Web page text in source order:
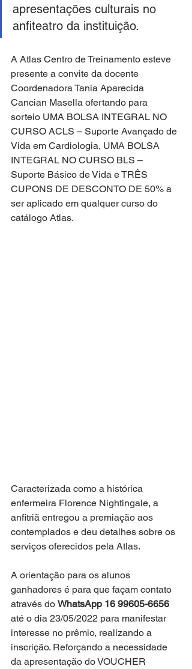
apresentações culturais no
anfiteatro da instituição.
A Atlas Centro de Treinamento esteve
presente a convite da docente
Coordenadora Tania Aparecida
Cancian Masella ofertando para
sorteio UMA BOLSA INTEGRAL NO
CURSO ACLS – Suporte Avançado de
Vida em Cardiologia, UMA BOLSA
INTEGRAL NO CURSO BLS –
Suporte Básico de Vida e TRÊS
CUPONS DE DESCONTO DE 50% a
ser aplicado em qualquer curso do
catálogo Atlas.
Caracterizada como a histórica
enfermeira Florence Nightingale, a
anfitriã entregou a premiação aos
contemplados e deu detalhes sobre os
serviços oferecidos pela Atlas.
A orientação para os alunos
ganhadores é para que façam contato
através do WhatsApp 16 99605-6656
até o dia 23/05/2022 para manifestar
interesse no prêmio, realizando a
inscrição. Reforçando a necessidade
da apresentação do VOUCHER